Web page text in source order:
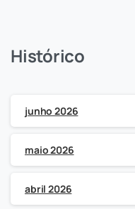
Histórico
junho 2026
maio 2026
abril 2026